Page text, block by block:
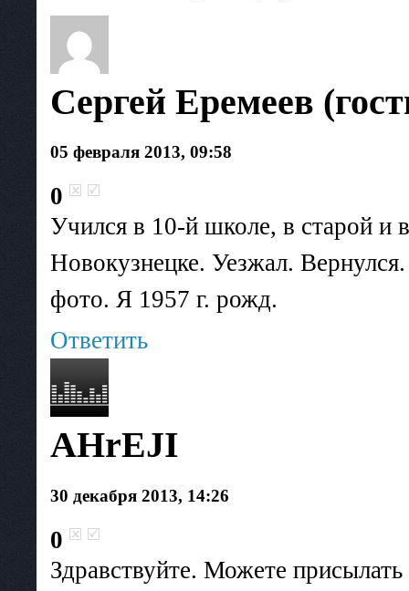
Сергей Еремеев
05 февраля 2013, 09:58
0
Учился в 10-й школе, в старой
Новокузнецке. Уезжал.
фото. Я 1957 г. рожд.
Ответить
AHrEJI
30 декабря 2013, 14:26
0
Здравствуйте. Можете